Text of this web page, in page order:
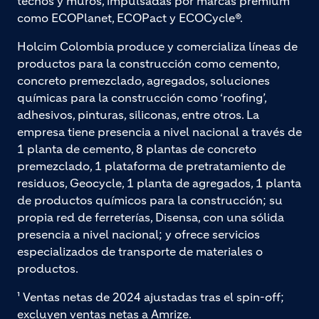
como ECOPlanet, ECOPact y ECOCycle®.
Holcim Colombia produce y comercializa líneas de
productos para la construcción como cemento,
concreto premezclado, agregados, soluciones
químicas para la construcción como ‘roofing’,
adhesivos, pinturas, siliconas, entre otros. La
empresa tiene presencia a nivel nacional a través de
1 planta de cemento, 8 plantas de concreto
premezclado, 1 plataforma de pretratamiento de
residuos, Geocycle, 1 planta de agregados, 1 planta
de productos químicos para la construcción; su
propia red de ferreterías, Disensa, con una sólida
presencia a nivel nacional; y ofrece servicios
especializados de transporte de materiales o
productos.
¹ Ventas netas de 2024 ajustadas tras el spin-off;
excluyen ventas netas a Amrize.